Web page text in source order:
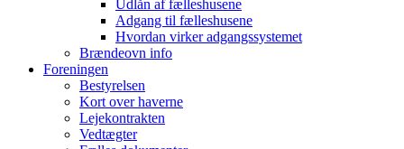
Udlån af fælleshusene
Adgang til fælleshusene
Hvordan virker adgangssystemet
Brændeovn info
Foreningen
Bestyrelsen
Kort over haverne
Lejekontrakten
Vedtægter